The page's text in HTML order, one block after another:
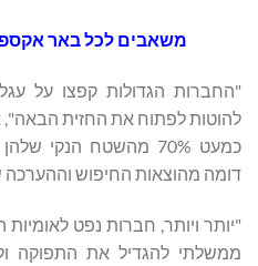
משאבים לכל באר
"החברות הגדולות קפצו על
להוטות לפתוח את החזית הבאה",
כמעט 70% מהשטח
דומה מהוצאות החיפוש
"יותר ויותר, חברות נפט
ממשלתי להגדיל את התפוקה